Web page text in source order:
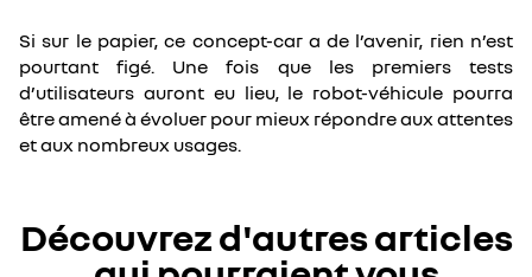
Si sur le papier, ce concept-car a de l’avenir, rien n’est
pourtant figé. Une fois que les premiers tests
d’utilisateurs auront eu lieu, le robot-véhicule pourra
être amené à évoluer pour mieux répondre aux attentes
et aux nombreux usages.
Découvrez d'autres articles